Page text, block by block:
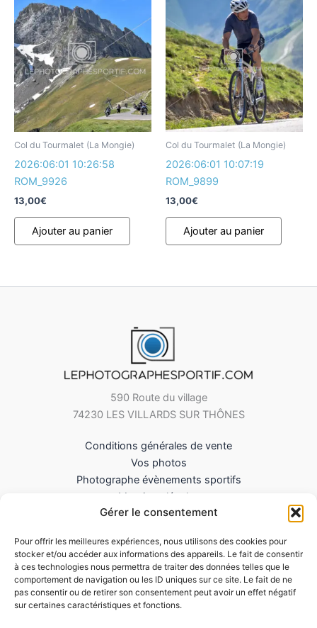
Gérer le consentement
Pour offrir les meilleures expériences, nous utilisons des cookies pour
stocker et/ou accéder aux informations des appareils. Le fait de consentir
à ces technologies nous permettra de traiter des données telles que le
comportement de navigation ou les ID uniques sur ce site. Le fait de ne
pas consentir ou de retirer son consentement peut avoir un effet négatif
sur certaines caractéristiques et fonctions.
Col du Tourmalet (La Mongie)
2026:06:01 10:26:58
ROM_9926
13,00€
Ajouter au panier
Col du Tourmalet (La Mongie)
2026:06:01 10:07:19
ROM_9899
13,00€
Ajouter au panier
590 Route du village
74230 LES VILLARDS SUR THÔNES
Conditions générales de vente
Vos photos
Photographe évènements sportifs
Mentions légales
Mes Téléchargements
Politique de cookies (UE)